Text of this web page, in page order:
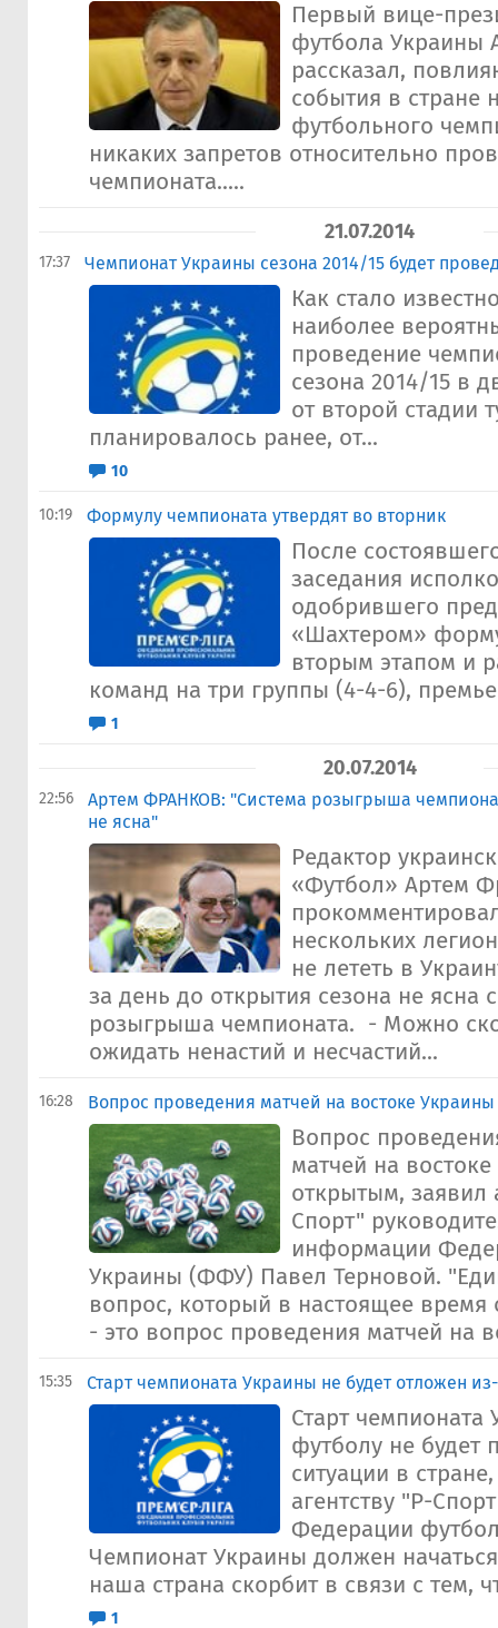
Первый вице-
футбола Украины
рассказал,
события в стране
футбольного
никаких запретов относительно
чемпионата.....
21.07.2014
17:37 Чемпионат Украины сезона 2014/15 будет
Как стало
наиболее
проведение
сезона 2014/15 в
от второй стадии
планировалось ранее, от...
10
10:19 Формулу чемпионата утвердят во вторник
После
заседания
одобрившего
«Шахтером»
вторым этапом и
команд на три группы (4-4-6),
1
20.07.2014
22:56
Артем ФРАНКОВ: "Система розыгрыша
не ясна"
Редактор
«Футбол» Артем
нескольких
не лететь в
за день до открытия сезона не ясна
розыгрыша чемпионата. - Можно
ожидать ненастий и несчастий...
16:28 Вопрос проведения матчей на востоке
Вопрос
матчей на
открытым, заявил
Спорт"
информации
Украины (ФФУ) Павел Терновой.
вопрос, который в настоящее время
- это вопрос проведения матчей на
15:35 Старт чемпионата Украины не будет отложен
Старт чемпионата
футболу не будет
ситуации в
агентству "Р-
Федерации
Чемпионат Украины должен
наша страна скорбит в связи с тем,
1